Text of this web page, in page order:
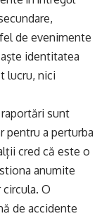
de evenimente
identitatea
lucru, nici
sunt
pentru a perturba
cred că este o
anumite
O
de accidente